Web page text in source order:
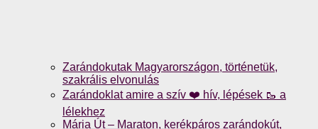
Zarándokutak Magyarországon, történetük,
szakrális elvonulás
Zarándoklat amire a szív ❤️ hív, lépések 🥾 a
lélekhez
Mária Út – Maraton, kerékpáros zarándokút,